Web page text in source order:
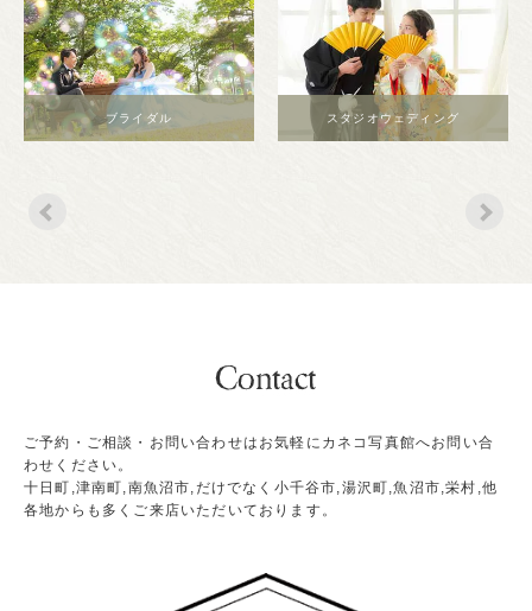
ブライダル スタジオウェディング
ご予約・ご相談・お問い合わせはお気軽にカネコ写真館へお問い合
わせください。
十日町,津南町,南魚沼市,だけでなく小千谷市,湯沢町,魚沼市,栄村,他
各地からも多くご来店いただいております。